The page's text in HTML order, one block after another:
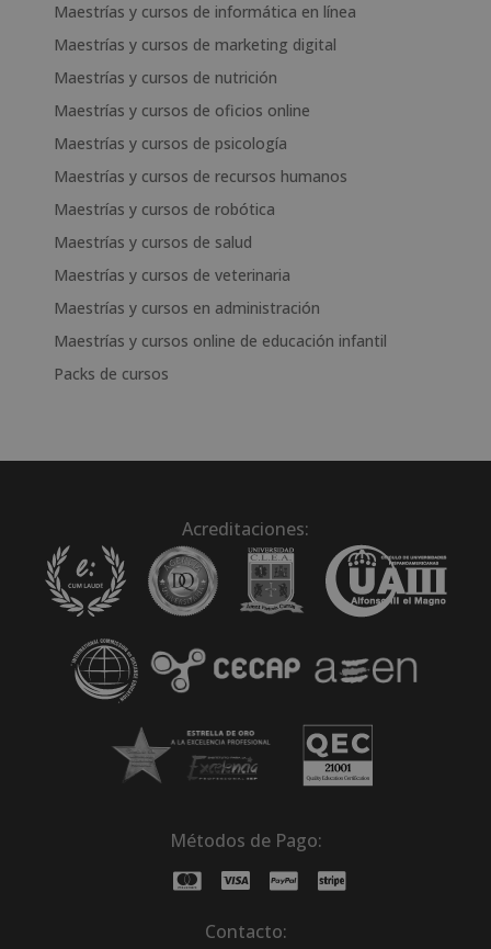
Maestrías y cursos de informática en línea
Maestrías y cursos de marketing digital
Maestrías y cursos de nutrición
Maestrías y cursos de oficios online
Maestrías y cursos de psicología
Maestrías y cursos de recursos humanos
Maestrías y cursos de robótica
Maestrías y cursos de salud
Maestrías y cursos de veterinaria
Maestrías y cursos en administración
Maestrías y cursos online de educación infantil
Packs de cursos
Acreditaciones:
Métodos de Pago:
Contacto: